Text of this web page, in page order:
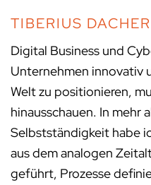
TIBERIUS DACHER
Digital Business und
Unternehmen innovativ
Welt zu positionieren,
hinausschauen. In mehr
Selbstständigkeit habe
aus dem analogen
geführt, Prozesse